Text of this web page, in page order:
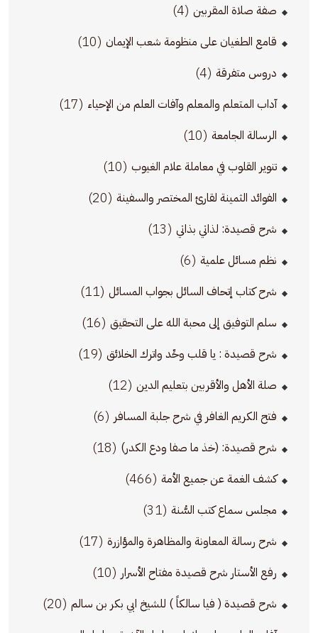
صفة صلاة المقربين (4)
قامع الطغيان على منظومة شعب الإيمان (10)
دروس متفرقة (4)
آداب المتعلم والمعلم وآفات العلم من الإحياء (17)
الرسالة الجامعة (10)
تنوير القلوب في معاملة علام الغيوب (10)
الفوائد الثمينة لقارئ المختصر والسفينة (20)
شرح قصيدة: لذاتي بذاتي (13)
نظم مسائل علمية (6)
شرح كتاب إتحاف السائل بجواب المسائل (11)
سلم التوفيق إلى محبة الله على التحقيق (16)
شرح قصيدة : يا قلب وحِّد واترك الخلائق (19)
صلة الأهل والأقربين بتعليم الدين (12)
فتح الكريم الغافر في شرح جلبة المسافر (6)
شرح قصيدة: (خذ ما صفا ودع الكدر) (18)
كشف الغمة عن جميع الأمة (466)
مجلس سماع كتب السُّنة (31)
شرح رسالة المعاونة والمظاهرة والمؤازرة (17)
رفع الأستار شرح قصيدة مفتاح الأسرار (10)
شرح قصيدة ( فيا سالكاً ) للشيخ ابي بكر بن سالم (20)